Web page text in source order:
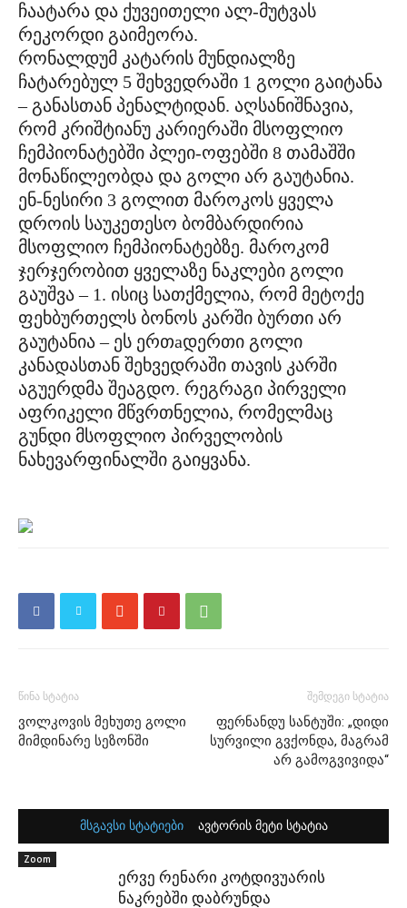
ჩაატარა და ქუვეითელი ალ-მუტვას
რეკორდი გაიმეორა.
რონალდუმ კატარის მუნდიალზე
ჩატარებულ 5 შეხვედრაში 1 გოლი გაიტანა
– განასთან პენალტიდან. აღსანიშნავია,
რომ კრიშტიანუ კარიერაში მსოფლიო
ჩემპიონატებში პლეი-ოფებში 8 თამაშში
მონაწილეობდა და გოლი არ გაუტანია.
ენ-ნესირი 3 გოლით მაროკოს ყველა
დროის საუკეთესო ბომბარდირია
მსოფლიო ჩემპიონატებზე. მაროკომ
ჯერჯერობით ყველაზე ნაკლები გოლი
გაუშვა – 1. ისიც სათქმელია, რომ მეტოქე
ფეხბურთელს ბონოს კარში ბურთი არ
გაუტანია – ეს ერთaდერთი გოლი
კანადასთან შეხვედრაში თავის კარში
აგუერდმა შეაგდო. რეგრაგი პირველი
აფრიკელი მწვრთნელია, რომელმაც
გუნდი მსოფლიო პირველობის
ნახევარფინალში გაიყვანა.
წინა სტატია
ვოლკოვის მეხუთე გოლი
მიმდინარე სეზონში
შემდეგი სტატია
ფერნანდუ სანტუში: „დიდი
სურვილი გვქონდა, მაგრამ
არ გამოგვივიდა“
მსგავსი სტატიები ავტორის მეტი სტატია
Zoom
ერვე რენარი კოტდივუარის
ნაკრებში დაბრუნდა